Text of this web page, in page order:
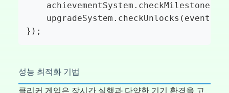
});
성능 최적화 기법
클리커 게임은 장시간 실행과 다양한 기기 환경을 고